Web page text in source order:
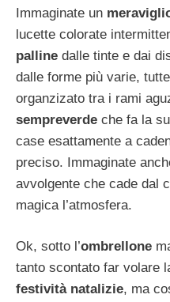
Immaginate un
lucette colorate
palline dalle tinte e dai
dalle forme più varie,
organzizato tra i rami
sempreverde che fa la
case esattamente a
preciso. Immaginate
avvolgente che cade dal
magica l’atmosfera.
Ok, sotto l’ombrellone
tanto scontato far volare
festività natalizie, ma